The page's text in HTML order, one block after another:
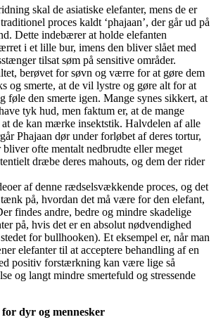
skal de asiatiske elefanter, mens de er
proces kaldt ‘phajaan’, der går ud på
Dette indebærer at holde elefanten
i et lille bur, imens den bliver slået med
tilsat søm på sensitive områder.
berøvet for søvn og værre for at gøre dem
og smerte, at de vil lystre og gøre alt for at
føle den smerte igen. Mange synes sikkert, at
tyk hud, men faktum er, at de mange
at de kan mærke insektstik. Halvdelen af alle
Phajaan dør under forløbet af deres tortur,
ofte mentalt nedbrudte eller meget
dræbe deres mahouts, og dem der rider
af denne rædselsvækkende proces, og det
tænk på, hvordan det må være for den elefant,
findes andre, bedre og mindre skadelige
på, hvis det er en absolut nødvendighed
for bullhooken). Et eksempel er, når man
elefanter til at acceptere behandling af en
positiv forstærkning kan være lige så
og langt mindre smertefuld og stressende
dyr og mennesker